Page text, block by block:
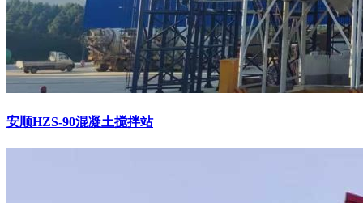
安顺HZS-90混凝土搅拌站